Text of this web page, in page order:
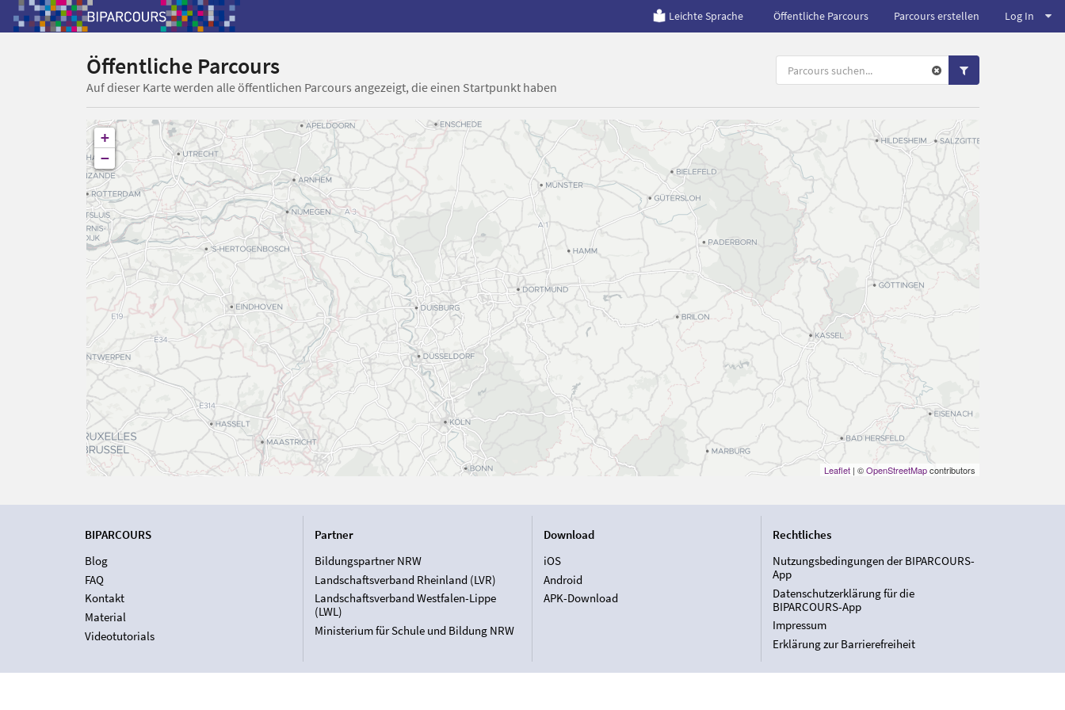
Leichte Sprache Öffentliche Parcours Parcours erstellen Log In
Öffentliche Parcours
Auf dieser Karte werden alle öffentlichen Parcours angezeigt, die einen Startpunkt haben
+
−
Leaflet| ©OpenStreetMapcontributors
BIPARCOURS
Blog
FAQ
Kontakt
Material
Videotutorials
Partner
Bildungspartner NRW
Landschaftsverband Rheinland (LVR)
Landschaftsverband Westfalen-Lippe
(LWL)
Ministerium für Schule und Bildung NRW
Download
iOS
Android
APK-Download
Rechtliches
Nutzungsbedingungen der BIPARCOURS-
App
Datenschutzerklärung für die
BIPARCOURS-App
Impressum
Erklärung zur Barrierefreiheit